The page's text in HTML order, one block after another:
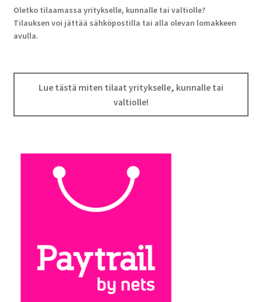
Oletko tilaamassa yritykselle, kunnalle tai valtiolle?
Tilauksen voi jättää sähköpostilla tai alla olevan lomakkeen
avulla.
Lue tästä miten tilaat yritykselle, kunnalle tai
valtiolle!